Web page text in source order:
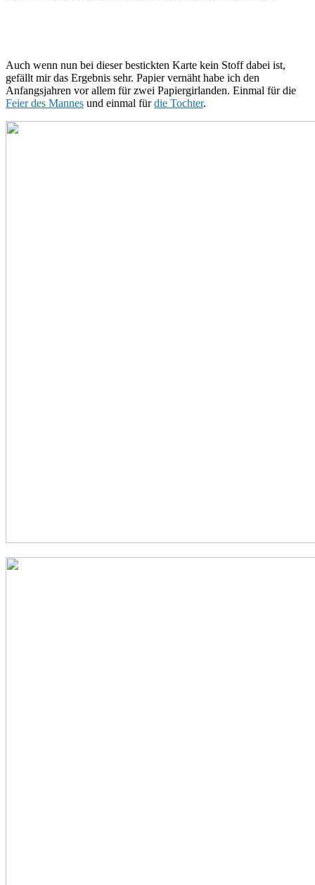
Auch wenn nun bei dieser bestickten Karte kein Stoff dabei ist,
gefällt mir das Ergebnis sehr. Papier vernäht habe ich den
Anfangsjahren vor allem für zwei Papiergirlanden. Einmal für die
Feier des Mannes und einmal fürdie Tochter.